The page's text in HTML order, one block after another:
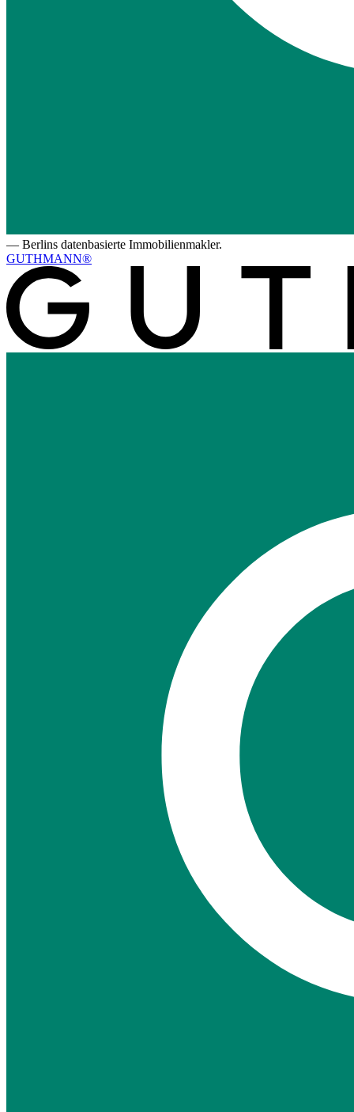
— Berlins datenbasierte Immobilienmakler.
GUTHMANN®